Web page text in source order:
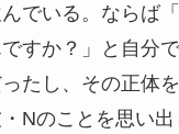
でいる。ならば
すか？」と自分
たし、その正体
Nのことを思い出